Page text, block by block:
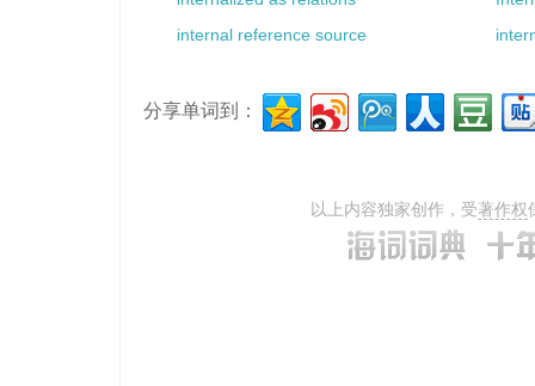
internal reference source
分享单词到：
以上内容独家创作，受著作权